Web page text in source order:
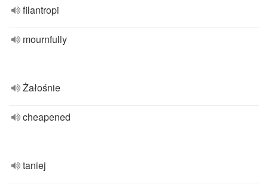
filantropi
mournfully
Żałośnie
cheapened
taniej